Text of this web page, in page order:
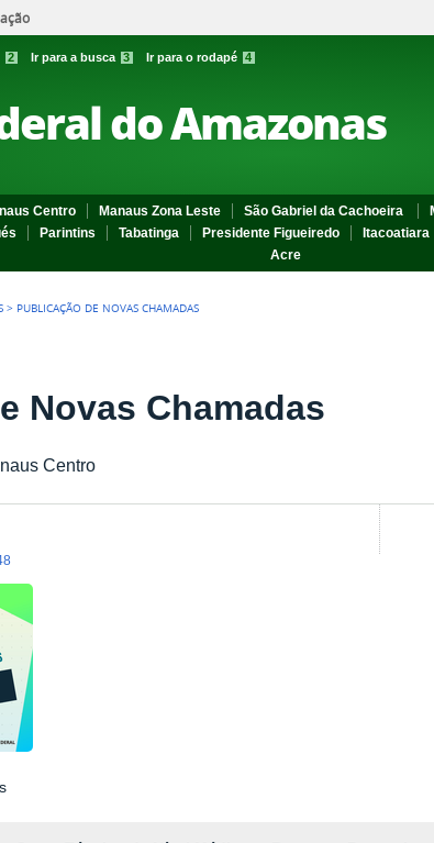
2 Ir para a busca 3 Ir para o rodapé 4
do Amazonas
Centro Manaus Zona Leste São Gabriel da Cachoeira
Parintins Tabatinga Presidente Figueiredo Itacoatiara
Acre
> PUBLICAÇÃO DE NOVAS CHAMADAS
Novas Chamadas
Centro